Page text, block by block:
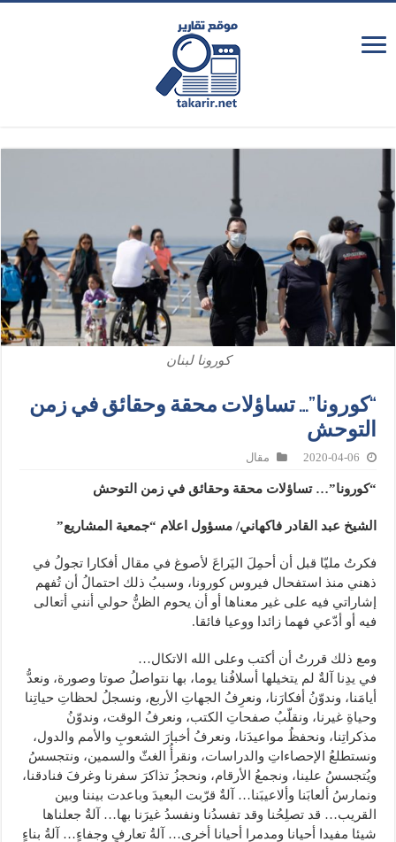
كورونا لبنان
“كورونا”… تساؤلات محقة وحقائق في زمن
التوحش
2020-04-06 مقال
“كورونا”… تساؤلات محقة وحقائق في زمن التوحش
الشيخ عبد القادر فاكهاني/ مسؤول اعلام “جمعية المشاريع”
فكرتُ مليّا قبل أن أحمِلَ اليَراعَ لأصوغ في مقال أفكارا تجولُ في
ذهني منذ استفحال فيروس كورونا، وسببُ ذلك احتمالُ أن تُفهم
إشاراتي فيه على غير معناها أو أن يحوم الظنُّ حولي أنني أتعالى
فيه أو أدّعي فهما زائدا ووعيا فائقا.
ومع ذلك قررتُ أن أكتب وعلى الله الاتكال…
في يدِنا آلةٌ لم يتخيلها أسلافُنا يوما، بها نتواصلُ صوتا وصورة، ونعدُّ
أيامَنا، وندوّنُ أفكارَنا، ونعرِفُ الجهاتِ الأربع، ونسجلُ لحظاتِ حياتِنا
وحياةِ غيرنا، ونقلّبُ صفحاتِ الكتب، ونعرفُ الوقت، وندوّنُ
مذكراتِنا، ونحفظُ مواعيدَنا، ونعرفُ أخبارَ الشعوبِ والأمم والدول،
ونستطلعُ الإحصاءاتِ والدراسات، ونقرأُ الغثّ والسمين، ونتجسسُ
ويُتجسسُ علينا، ونجمعُ الأرقام، ونحجزُ تذاكرَ سفرنا وغرفَ فنادقنا،
ونمارسُ ألعابَنا وألاعيبَنا… آلةٌ قرّبت البعيدَ وباعدت بيننا وبين
القريب… قد تصلِحُنا وقد تفسدُنا ونفسدُ غيرَنا بها… آلةٌ جعلناها
شيئا مفيدا أحيانا ومدمرا أحيانا أخرى… آلةُ تعارفٍ وجفاءٍ… آلةُ بناءٍ